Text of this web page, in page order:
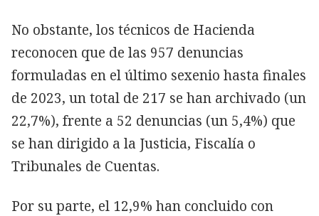
No obstante, los técnicos de Hacienda
reconocen que de las 957 denuncias
formuladas en el último sexenio hasta finales
de 2023, un total de 217 se han archivado (un
22,7%), frente a 52 denuncias (un 5,4%) que
se han dirigido a la Justicia, Fiscalía o
Tribunales de Cuentas.
Por su parte, el 12,9% han concluido con